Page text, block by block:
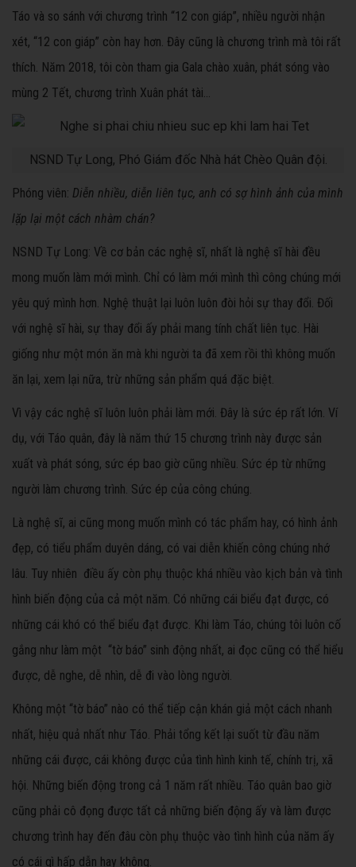
Táo và so sánh với chương trình “12 con giáp”, nhiều người nhận
xét, “12 con giáp” còn hay hơn. Đây cũng là chương trình mà tôi rất
thích. Năm 2018, tôi còn tham gia Gala chào xuân, phát sóng vào
mùng 2 Tết, chương trình Xuân phát tài…
NSND Tự Long, Phó Giám đốc Nhà hát Chèo Quân đội.
Phóng viên: Diễn nhiều, diễn liên tục, anh có sợ hình ảnh của mình
lặp lại một cách nhàm chán?
NSND Tự Long: Về cơ bản các nghệ sĩ, nhất là nghệ sĩ hài đều
mong muốn làm mới mình. Chỉ có làm mới mình thì công chúng mới
yêu quý mình hơn. Nghệ thuật lại luôn luôn đòi hỏi sự thay đổi. Đối
với nghệ sĩ hài, sự thay đổi ấy phải mang tính chất liên tục. Hài
giống như một món ăn mà khi người ta đã xem rồi thì không muốn
ăn lại, xem lại nữa, trừ những sản phẩm quá đặc biệt.
Vì vậy các nghệ sĩ luôn luôn phải làm mới. Đây là sức ép rất lớn. Ví
dụ, với Táo quân, đây là năm thứ 15 chương trình này được sản
xuất và phát sóng, sức ép bao giờ cũng nhiều. Sức ép từ những
người làm chương trình. Sức ép của công chúng.
Là nghệ sĩ, ai cũng mong muốn mình có tác phẩm hay, có hình ảnh
đẹp, có tiểu phẩm duyên dáng, có vai diễn khiến công chúng nhớ
lâu. Tuy nhiên điều ấy còn phụ thuộc khá nhiều vào kịch bản và tình
hình biến động của cả một năm. Có những cái biểu đạt được, có
những cái khó có thể biểu đạt được. Khi làm Táo, chúng tôi luôn cố
gắng như làm một “tờ báo” sinh động nhất, ai đọc cũng có thể hiểu
được, dễ nghe, dễ nhìn, dễ đi vào lòng người.
Không một “tờ báo” nào có thể tiếp cận khán giả một cách nhanh
nhất, hiệu quả nhất như Táo. Phải tổng kết lại suốt từ đầu năm
những cái được, cái không được của tình hình kinh tế, chính trị, xã
hội. Những biến động trong cả 1 năm rất nhiều. Táo quân bao giờ
cũng phải cô đọng được tất cả những biến động ấy và làm được
chương trình hay đến đâu còn phụ thuộc vào tình hình của năm ấy
có cái gì hấp dẫn hay không.